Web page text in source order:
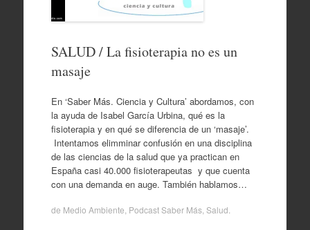
SALUD / La fisioterapia no es un
masaje
En ‘Saber Más. Ciencia y Cultura’ abordamos, con
la ayuda de Isabel García Urbina, qué es la
fisioterapia y en qué se diferencia de un ‘masaje’.
Intentamos elimminar confusión en una disciplina
de las ciencias de la salud que ya practican en
España casi 40.000 fisioterapeutas y que cuenta
con una demanda en auge. También hablamos…
de Medio Ambiente Podcast Saber Más, Salud